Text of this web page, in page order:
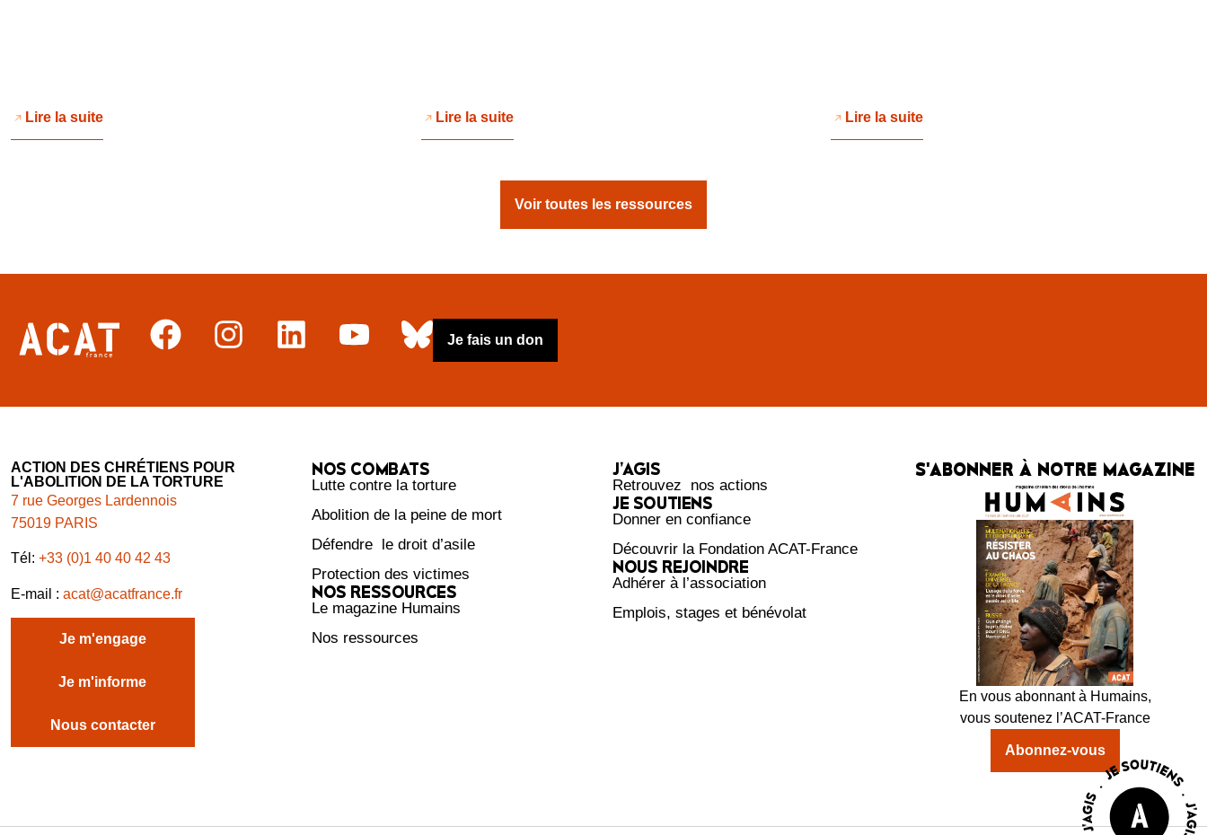
Lire la suite Lire la suite Lire la suite
Voir toutes les ressources
Je fais un don
ACTION DES CHRÉTIENS POUR
L'ABOLITION DE LA TORTURE
7 rue Georges Lardennois
75019 PARIS
Tél: +33 (0)1 40 40 42 43
E-mail : acat@acatfrance.fr
Je m'engage
Je m'informe
Nous contacter
NOS COMBATS
Lutte contre la torture
Abolition de la peine de mort
Défendre le droit d’asile
Protection des victimes
NOS RESSOURCES
Le magazine Humains
Nos ressources
J’AGIS
Retrouvez nos actions
JE SOUTIENS
Donner en confiance
Découvrir la Fondation ACAT-France
NOUS REJOINDRE
Adhérer à l’association
Emplois, stages et bénévolat
S'ABONNER À NOTRE MAGAZINE
En vous abonnant à Humains,
vous soutenez l’ACAT-France
Abonnez-vous